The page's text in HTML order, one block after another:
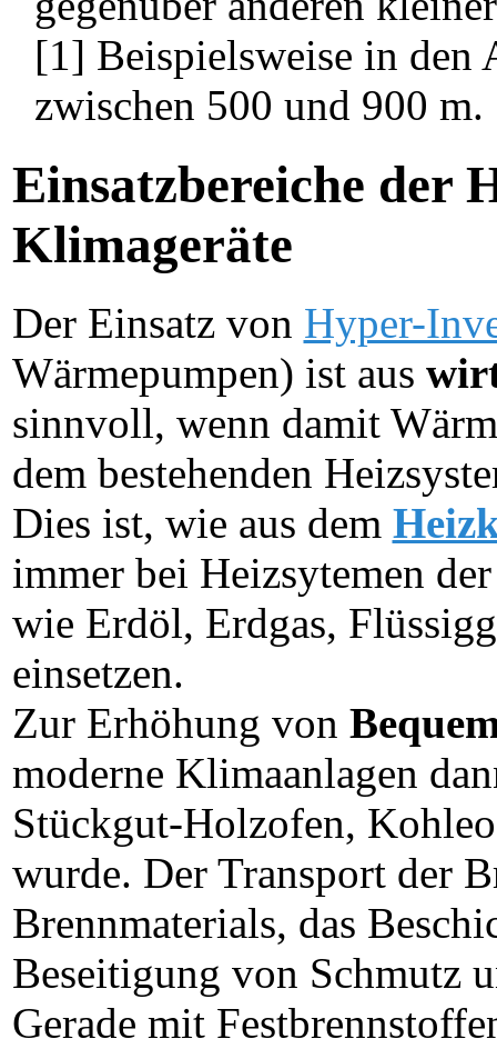
[1] Beispielsweise in den
zwischen 500 und 900 m.
Einsatzbereiche der
Klimageräte
Der Einsatz von Hyper-
Wärmepumpen) ist aus
sinnvoll, wenn damit
dem bestehenden
Dies ist, wie aus dem
immer bei Heizsytemen
wie Erdöl, Erdgas,
einsetzen.
Zur Erhöhung von
moderne Klimaanlagen
Stückgut-Holzofen,
wurde. Der Transport der
Brennmaterials, das
Beseitigung von Schmutz
Gerade mit